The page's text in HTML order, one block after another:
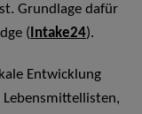
Grundlage dafür
( Intake24).
Entwicklung